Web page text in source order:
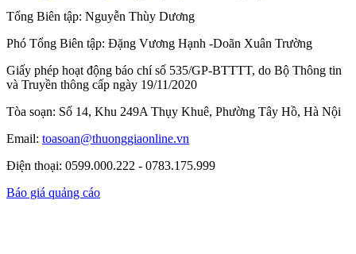
Tổng Biên tập: Nguyễn Thùy Dương
Phó Tổng Biên tập: Đặng Vương Hạnh -Doãn Xuân Trường
Giấy phép hoạt động báo chí số 535/GP-BTTTT, do Bộ Thông tin
và Truyền thông cấp ngày 19/11/2020
Tòa soạn: Số 14, Khu 249A Thụy Khuê, Phường Tây Hồ, Hà Nội
Email: toasoan@thuonggiaonline.vn
Điện thoại: 0599.000.222 - 0783.175.999
Báo giá quảng cáo